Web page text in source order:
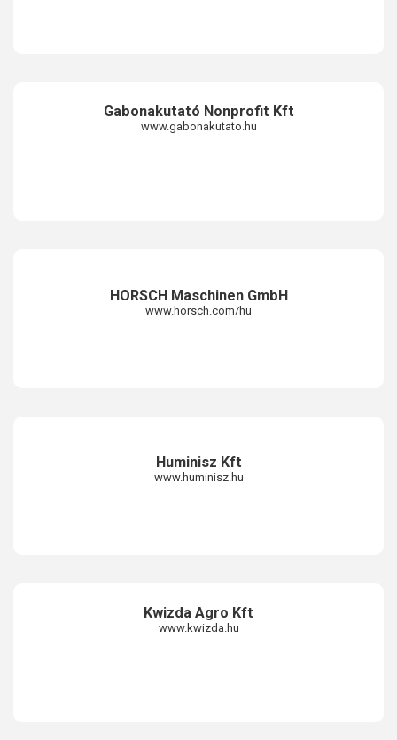
Gabonakutató Nonprofit Kft
www.gabonakutato.hu
HORSCH Maschinen GmbH
www.horsch.com/hu
Huminisz Kft
www.huminisz.hu
Kwizda Agro Kft
www.kwizda.hu